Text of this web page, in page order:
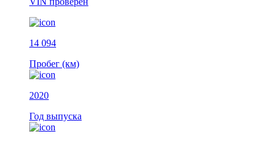
14 094
Пробег (км)
2020
Год выпуска